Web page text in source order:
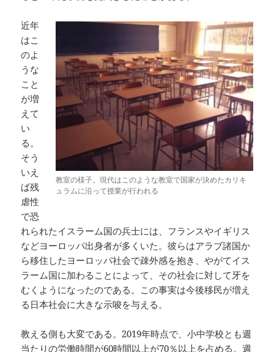
教室の様子。現代はこのような教室で国家が決めたカリキ
ュラムに沿って授業が行われる
近年
はこ
のよ
うな
こと
が増
えて
い
る。
そう
いえ
ば残
虐性
で恐
れられたイスラーム国の兵士には、フランスやイギリス
などヨーロッパ出身者が多くいた。彼らはアラブ諸国か
ら移住したヨーロッパ社会で疎外感を抱き、やがてイス
ラーム国に加わることによって、その社会に対して牙を
むくようになったのである。この事実は今後移民が増え
る日本社会に大きな示唆を与える。
教える側も大変である。2019年時点で、小中学校とも週
当たりの労働時間が60時間以上が70％以上を占める。週